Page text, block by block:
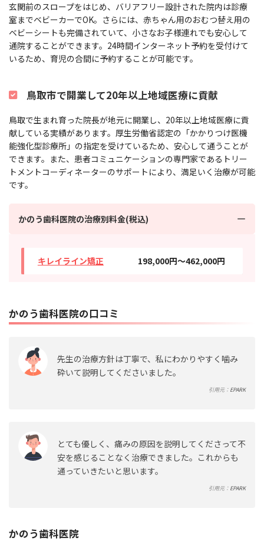
玄関前のスロープをはじめ、バリアフリー設計された院内は診療
室までベビーカーでOK。さらには、赤ちゃん用のおむつ替え用の
ベビーシートも完備されていて、小さなお子様連れでも安心して
通院することができます。24時間インターネット予約を受付けて
いるため、育児の合間に予約することが可能です。
鳥取市で開業して20年以上地域医療に貢献
鳥取で生まれ育った院長が地元に開業し、20年以上地域医療に貢
献している実績があります。厚生労働省認定の「かかりつけ医機
能強化型診療所」の指定を受けているため、安心して通うことが
できます。また、患者コミュニケーションの専門家であるトリー
トメントコーディネーターのサポートにより、満足いく治療が可能
です。
かのう歯科医院の治療別料金(税込)
キレイライン矯正 198,000円〜462,000円
かのう歯科医院の口コミ
先生の治療方針は丁寧で、私にわかりやすく噛み
砕いて説明してくださいました。
引用元： EPARK
とても優しく、痛みの原因を説明してくださって不
安を感じることなく治療できました。これからも
通っていきたいと思います。
引用元： EPARK
かのう歯科医院